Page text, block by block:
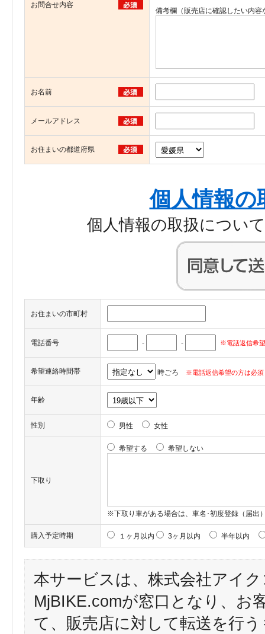
お問合せ内容
備考欄（販売店に確認したい内
お名前
メールアドレス
お住まいの都道府県
個人情報の
個人情報の取扱につい
お住まいの市町村
電話番号 - - ※電話返信希
希望連絡時間帯 時ごろ ※電話返信希望の方は必須
年齢
性別 男性 女性
下取り
希望する 希望しない
※下取り車がある場合は、車名･初度登録（届出
購入予定時期 １ヶ月以内 3ヶ月以内 半年以内
本サービスは、株式会社アイ
MjBIKE.comが窓口となり、お
て、販売店に対して転送を行